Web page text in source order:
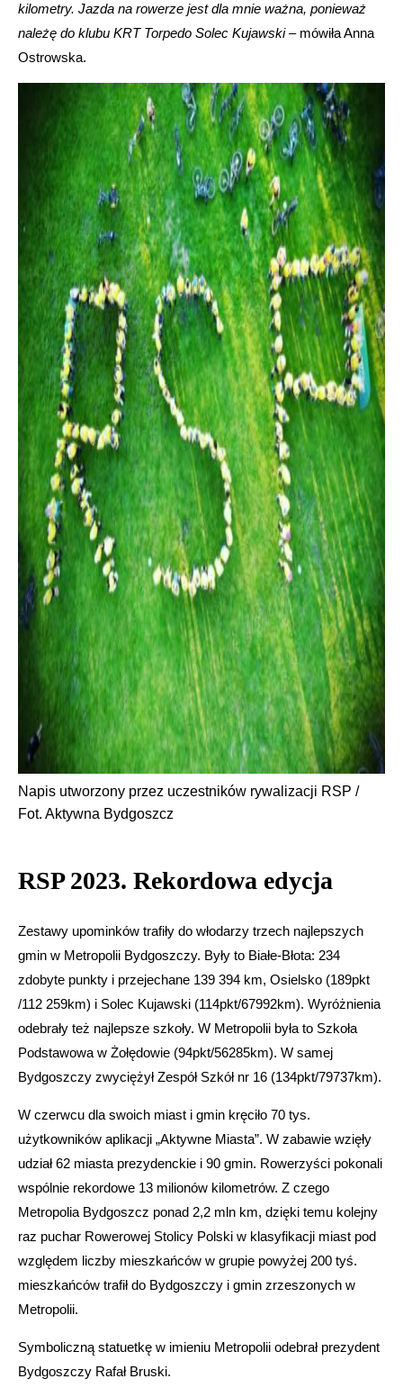
kilometry. Jazda na rowerze jest dla mnie ważna, ponieważ
należę do klubu KRT Torpedo Solec Kujawski– mówiła Anna
Ostrowska.
Napis utworzony przez uczestników rywalizacji RSP /
Fot. Aktywna Bydgoszcz
RSP 2023. Rekordowa edycja
Zestawy upominków trafiły do włodarzy trzech najlepszych
gmin w Metropolii Bydgoszczy. Były to Białe-Błota: 234
zdobyte punkty i przejechane 139 394 km, Osielsko (189pkt
/112 259km) i Solec Kujawski (114pkt/67992km). Wyróżnienia
odebrały też najlepsze szkoły. W Metropolii była to Szkoła
Podstawowa w Żołędowie (94pkt/56285km). W samej
Bydgoszczy zwyciężył Zespół Szkół nr 16 (134pkt/79737km).
W czerwcu dla swoich miast i gmin kręciło 70 tys.
użytkowników aplikacji „Aktywne Miasta”. W zabawie wzięły
udział 62 miasta prezydenckie i 90 gmin. Rowerzyści pokonali
wspólnie rekordowe 13 milionów kilometrów. Z czego
Metropolia Bydgoszcz ponad 2,2 mln km, dzięki temu kolejny
raz puchar Rowerowej Stolicy Polski w klasyfikacji miast pod
względem liczby mieszkańców w grupie powyżej 200 tyś.
mieszkańców trafił do Bydgoszczy i gmin zrzeszonych w
Metropolii.
Symboliczną statuetkę w imieniu Metropolii odebrał prezydent
Bydgoszczy Rafał Bruski.